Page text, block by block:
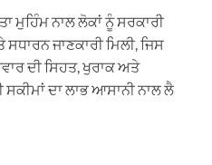
ਮੁਹਿੰਮ ਨਾਲ ਲੋਕਾਂ ਨੂੰ ਸਰਕਾਰੀ
ਜਾਣਕਾਰੀ ਮਿਲੀ, ਜਿਸ
ਦੀ ਸਿਹਤ, ਖੁਰਾਕ ਅਤੇ
ਦਾ ਲਾਭ ਆਸਾਨੀ ਨਾਲ ਲੈ